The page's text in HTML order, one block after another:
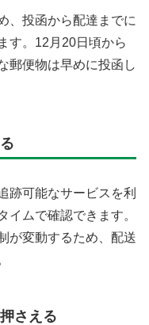
、投函から配達までに
す。12月20日頃から
郵便物は早めに投函し
跡可能なサービスを利
イムで確認できます。
が変動するため、配送
さえる